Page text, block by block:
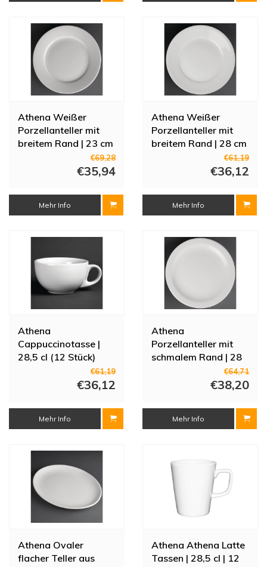
Athena Weißer
Porzellanteller mit
breitem Rand | 23 cm
€69,28
€35,94
Mehr Info
Athena Weißer
Porzellanteller mit
breitem Rand | 28 cm
€61,19
€36,12
Mehr Info
Athena
Cappuccinotasse |
28,5 cl (12 Stück)
€61,19
€36,12
Mehr Info
Athena
Porzellanteller mit
schmalem Rand | 28
€64,71
€38,20
Mehr Info
Athena Ovaler
flacher Teller aus
Athena Athena Latte
Tassen | 28,5 cl | 12